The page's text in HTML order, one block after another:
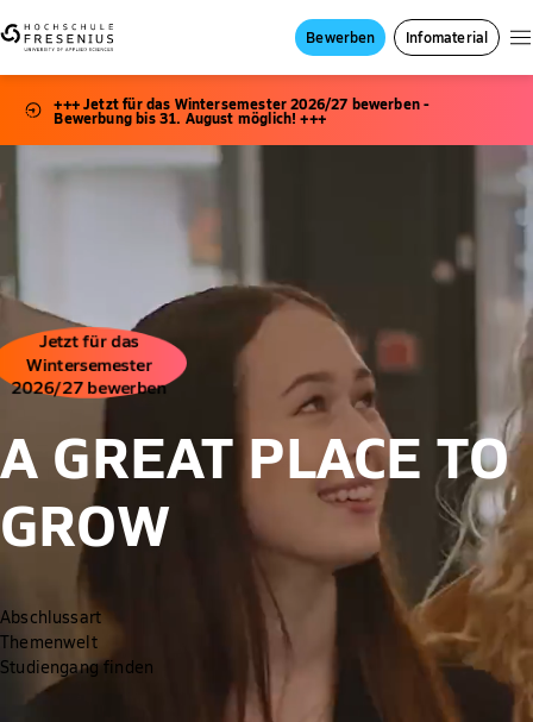
Bewerben Infomaterial
+++ Jetzt für das Wintersemester 2026/27 bewerben -
Bewerbung bis 31. August möglich! +++
Jetzt für das
Wintersemester
2026/27 bewerben
A GREAT PLACE TO
GROW
Abschlussart
Themenwelt
Studiengang finden